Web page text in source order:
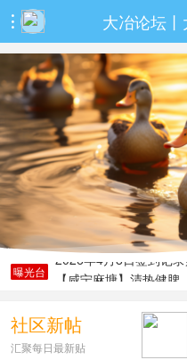

曝光台
2026年4月8日签到记
【咸宁麻塘】清热健脾
传统酿造纯粮食酒。高
成都希望食品因企业信
2026年4月8日签到记录
社区新帖
汇聚每日最新贴